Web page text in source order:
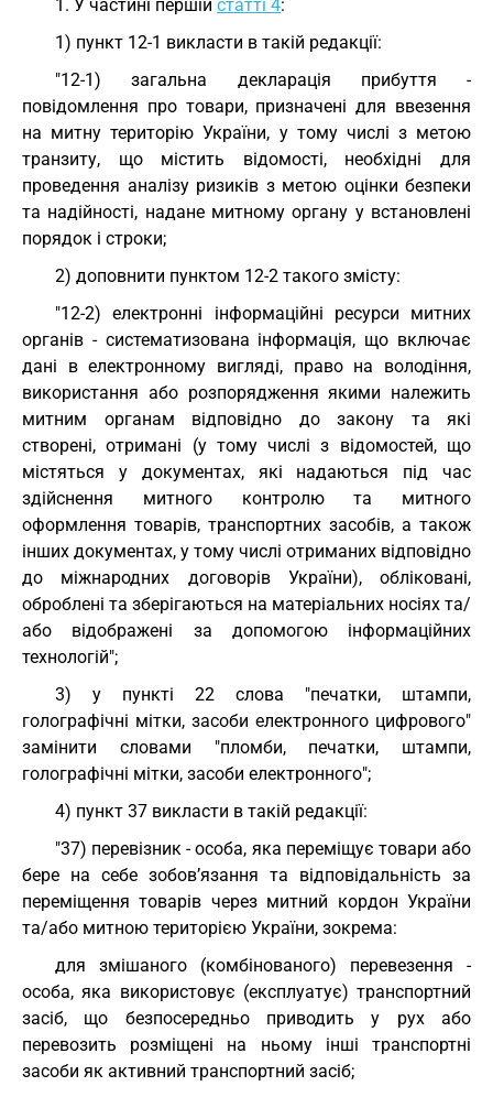
1. У частині першій статті 4:
1) пункт 12-1 викласти в такій редакції:
"12-1) загальна декларація прибуття -
повідомлення про товари, призначені для ввезення
на митну територію України, у тому числі з метою
транзиту, що містить відомості, необхідні для
проведення аналізу ризиків з метою оцінки безпеки
та надійності, надане митному органу у встановлені
порядок і строки;
2) доповнити пунктом 12-2 такого змісту:
"12-2) електронні інформаційні ресурси митних
органів - систематизована інформація, що включає
дані в електронному вигляді, право на володіння,
використання або розпорядження якими належить
митним органам відповідно до закону та які
створені, отримані (у тому числі з відомостей, що
містяться у документах, які надаються під час
здійснення митного контролю та митного
оформлення товарів, транспортних засобів, а також
інших документах, у тому числі отриманих відповідно
до міжнародних договорів України), обліковані,
оброблені та зберігаються на матеріальних носіях та/
або відображені за допомогою інформаційних
технологій";
3) у пункті 22 слова "печатки, штампи,
голографічні мітки, засоби електронного цифрового"
замінити словами "пломби, печатки, штампи,
голографічні мітки, засоби електронного";
4) пункт 37 викласти в такій редакції:
"37) перевізник - особа, яка переміщує товари або
бере на себе зобов’язання та відповідальність за
переміщення товарів через митний кордон України
та/або митною територією України, зокрема:
для змішаного (комбінованого) перевезення -
особа, яка використовує (експлуатує) транспортний
засіб, що безпосередньо приводить у рух або
перевозить розміщені на ньому інші транспортні
засоби як активний транспортний засіб;